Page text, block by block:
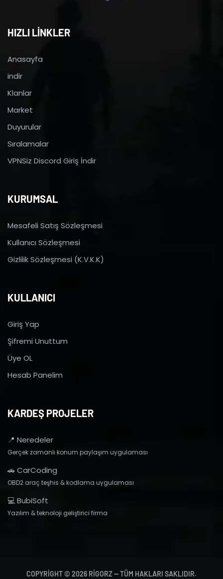
HIZLI LİNKLER
Anasayfa
indir
Klanlar
Market
Duyurular
Sıralamalar
VPNSiz Discord Giriş İndir
KURUMSAL
Mesafeli Satış Sözleşmesi
Kullanıcı Sözleşmesi
Gizlilik Sözleşmesi (K.V.K.K)
KULLANICI
Giriş Yap
Şifremi Unuttum
Üye OL
Hesab Panelim
KARDEŞ PROJELER
📍 Neredeler
Gerçek zamanlı konum paylaşım uygulaması
🚗 CarCoding
OBD2 araç teşhis & kodlama uygulaması
💻 BubiSoft
Yazılım & teknoloji geliştirici firma
COPYRIGHT © 2026 RIGORZ — TÜM HAKLARI SAKLIDIR.